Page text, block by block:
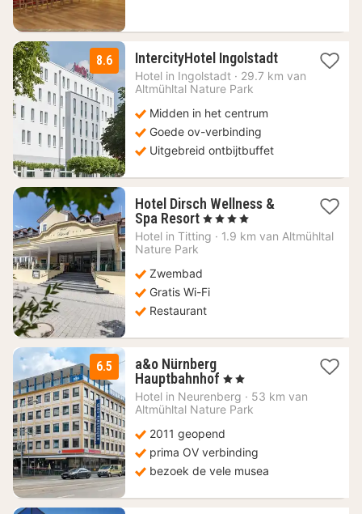
8.6 IntercityHotel Ingolstadt2
nachten
Hotel in Ingolstadt · 29.7 km van
Altmühltal Nature Park
Midden in het centrum
Goede ov-verbinding
Uitgebreid ontbijtbuffet
Hotel Dirsch Wellness &
Spa Resort 1
nacht
vanaf
€
, 4 Sterren
Hotel in Titting · 1.9 km van Altmühltal
Nature Park
Zwembad
Gratis Wi-Fi
Restaurant
6.5
a&o Nürnberg
Hauptbahnhof 2
nachten
vanaf
€
, 2 Sterren
Hotel in Neurenberg · 53 km van
Altmühltal Nature Park
2011 geopend
prima OV verbinding
bezoek de vele musea